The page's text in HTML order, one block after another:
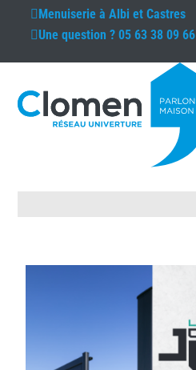
Menuiserie àAlbi et Castres
Une question ?05 63 38 09 66